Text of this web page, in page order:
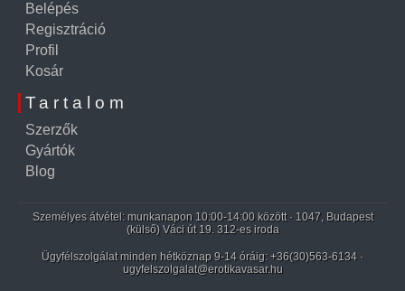
Belépés
Regisztráció
Profil
Kosár
Tartalom
Szerzők
Gyártók
Blog
Személyes átvétel: munkanapon 10:00-14:00 között · 1047, Budapest
(külső) Váci út 19. 312-es iroda
Ügyfélszolgálat minden hétköznap 9-14 óráig: +36(30)563-6134 ·
ugyfelszolgalat@erotikavasar.hu